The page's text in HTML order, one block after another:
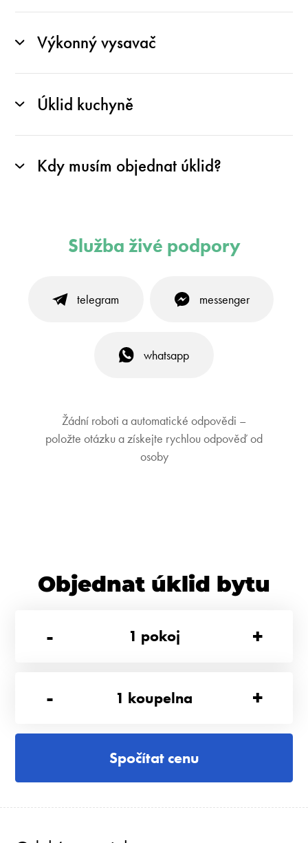
Výkonný vysavač
Úklid kuchyně
Kdy musím objednat úklid?
Služba živé podpory
telegram messenger
whatsapp
Žádní roboti a automatické odpovědi –
položte otázku a získejte rychlou odpověď od
osoby
Objednat úklid bytu
-
1 pokoj +
- 1 koupelna +
Spočítat cenu